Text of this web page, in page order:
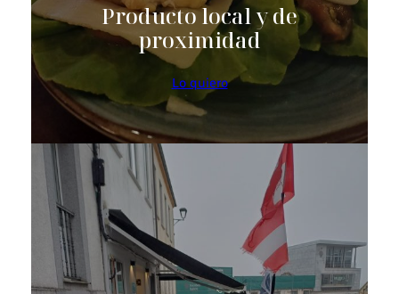
Producto local y de
proximidad
Lo quiero